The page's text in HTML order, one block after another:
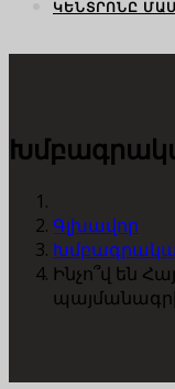
ԿԵՆՏՐՈՆԸ
Գլխավոր
Ինչո՞վ են